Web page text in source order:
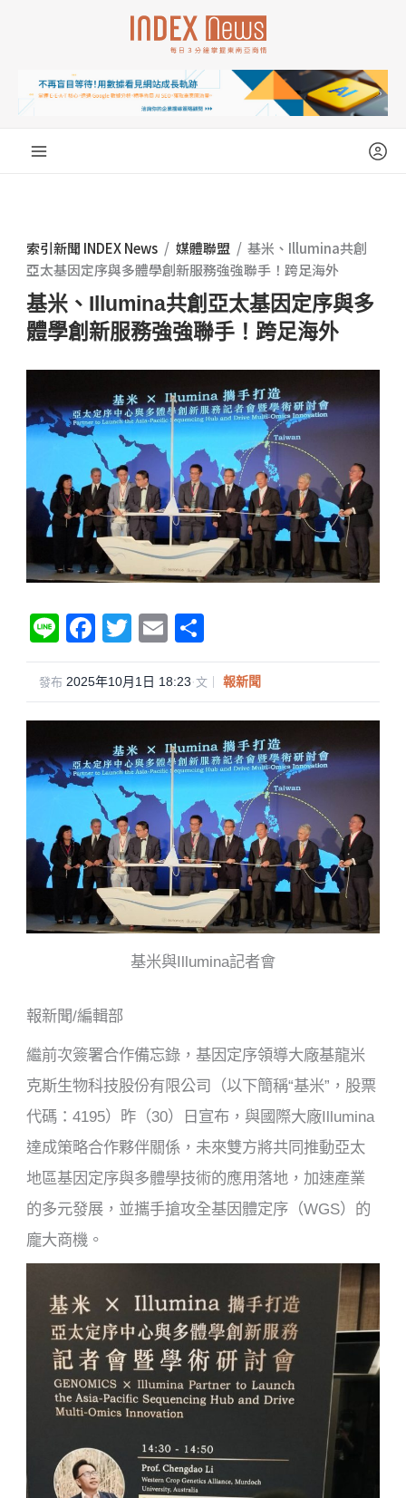
索引新聞 INDEX News / 媒體聯盟 / 基米、Illumina共創
亞太基因定序與多體學創新服務強強聯手！跨足海外
基米、Illumina共創亞太基因定序與多
體學創新服務強強聯手！跨足海外
Li
n
e
F
a
c
e
b
o
o
k
T
wi
tt
er
E
m
ail
享
發布 2025年10月1日 18:23·文｜ 報新聞
基米與Illumina記者會
報新聞/編輯部
繼前次簽署合作備忘錄，基因定序領導大廠基龍米
克斯生物科技股份有限公司（以下簡稱“基米”，股票
代碼：4195）昨（30）日宣布，與國際大廠Illumina
達成策略合作夥伴關係，未來雙方將共同推動亞太
地區基因定序與多體學技術的應用落地，加速產業
的多元發展，並攜手搶攻全基因體定序（WGS）的
龐大商機。